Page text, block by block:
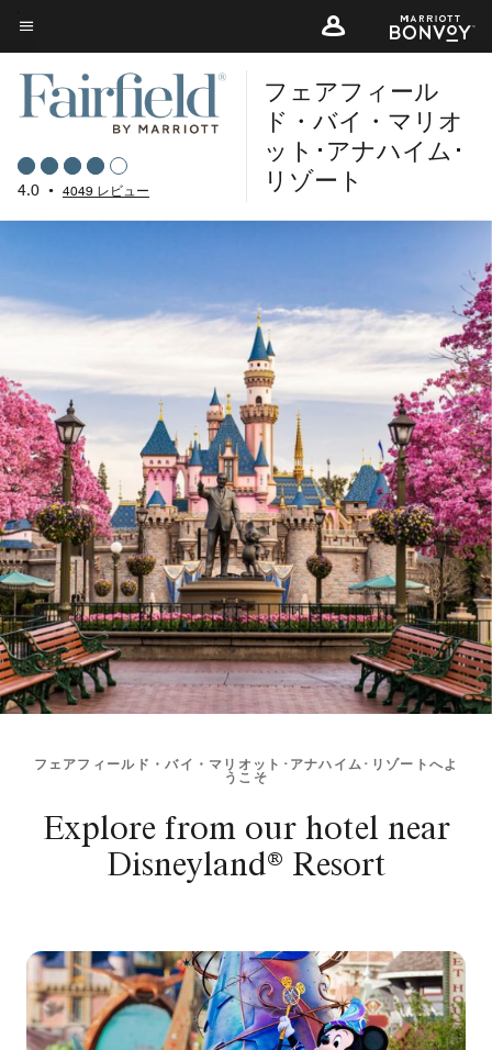
Skip
to
main
content
メニューのテキスト
4.0 • 4049 レビュー
フェアフィール
ド・バイ・マリオ
ット･アナハイム･
リゾート
フェアフィールド・バイ・マリオット･アナハイム･リゾートへよ
うこそ
Explore from our hotel near
Disneyland® Resort